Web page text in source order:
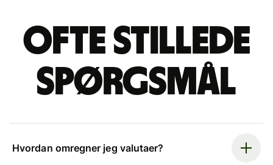
Ofte stillede
spørgsmål
Hvordan omregner jeg valutaer?